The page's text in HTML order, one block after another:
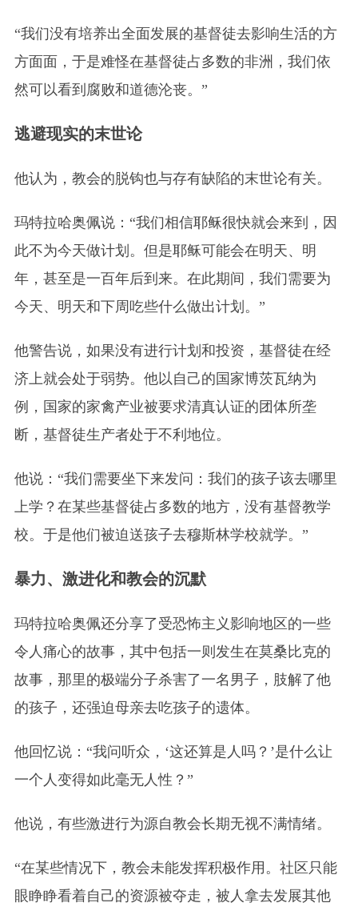
“我们没有培养出全面发展的基督徒去影响生活的方
方面面，于是难怪在基督徒占多数的非洲，我们依
然可以看到腐败和道德沦丧。”
逃避现实的末世论
他认为，教会的脱钩也与存有缺陷的末世论有关。
玛特拉哈奥佩说：“我们相信耶稣很快就会来到，因
此不为今天做计划。但是耶稣可能会在明天、明
年，甚至是一百年后到来。在此期间，我们需要为
今天、明天和下周吃些什么做出计划。”
他警告说，如果没有进行计划和投资，基督徒在经
济上就会处于弱势。他以自己的国家博茨瓦纳为
例，国家的家禽产业被要求清真认证的团体所垄
断，基督徒生产者处于不利地位。
他说：“我们需要坐下来发问：我们的孩子该去哪里
上学？在某些基督徒占多数的地方，没有基督教学
校。于是他们被迫送孩子去穆斯林学校就学。”
暴力、激进化和教会的沉默
玛特拉哈奥佩还分享了受恐怖主义影响地区的一些
令人痛心的故事，其中包括一则发生在莫桑比克的
故事，那里的极端分子杀害了一名男子，肢解了他
的孩子，还强迫母亲去吃孩子的遗体。
他回忆说：“我问听众，‘这还算是人吗？’是什么让
一个人变得如此毫无人性？”
他说，有些激进行为源自教会长期无视不满情绪。
“在某些情况下，教会未能发挥积极作用。社区只能
眼睁睁看着自己的资源被夺走，被人拿去发展其他